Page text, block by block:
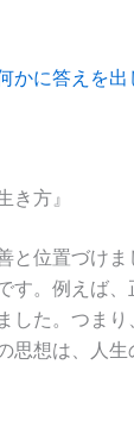
かに答えを
き方』
と位置づけ
す。例えば
した。つま
思想は、人